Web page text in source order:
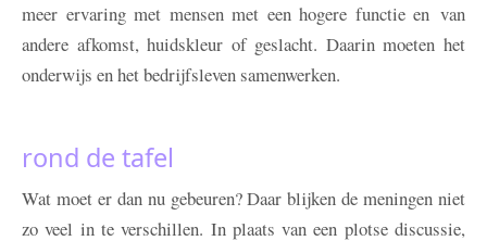
meer ervaring met mensen met een hogere functie en van
andere afkomst, huidskleur of geslacht. Daarin moeten het
onderwijs en het bedrijfsleven samenwerken.
rond de tafel
Wat moet er dan nu gebeuren? Daar blijken de meningen niet
zo veel in te verschillen. In plaats van een plotse discussie,